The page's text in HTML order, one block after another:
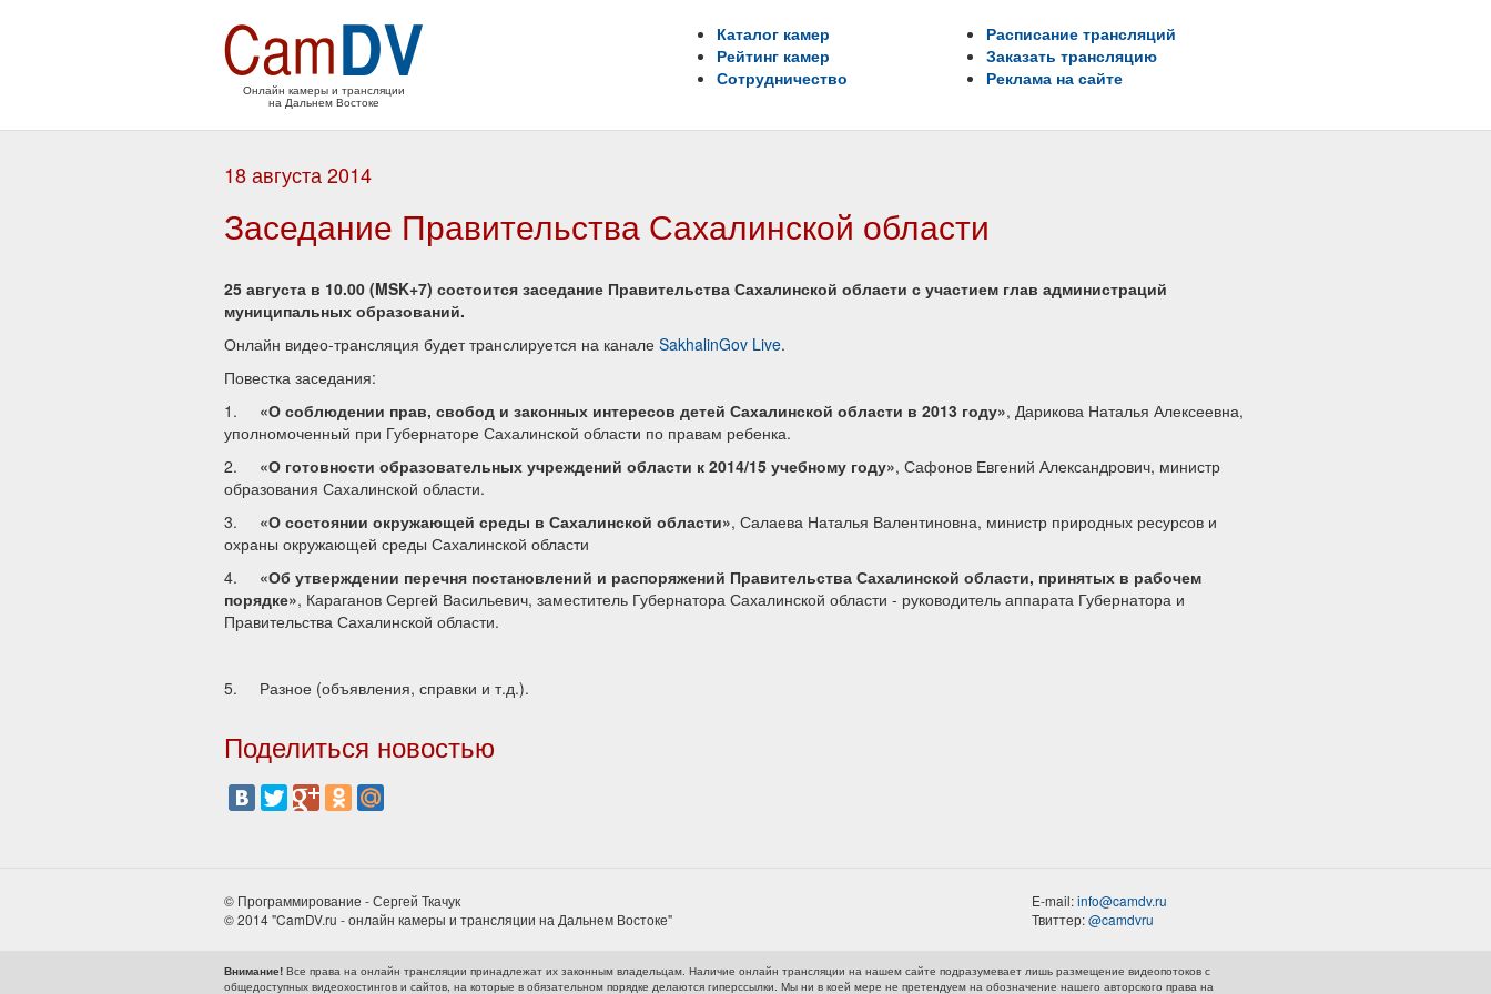
Онлайн камеры и трансляции
на Дальнем Востоке
Каталог камер
Рейтинг камер
Сотрудничество
Расписание трансляций
Заказать трансляцию
Реклама на сайте
18 августа 2014
Заседание Правительства Сахалинской области
25 августа в 10.00 (MSK+7) состоится заседание Правительства Сахалинской области с участием глав администраций
муниципальных образований.
Онлайн видео-трансляция будет транслируется на канале SakhalinGov Live.
Повестка заседания:
1. «О соблюдении прав, свобод и законных интересов детей Сахалинской области в 2013 году», Дарикова Наталья Алексеевна,
уполномоченный при Губернаторе Сахалинской области по правам ребенка.
2. «О готовности образовательных учреждений области к 2014/15 учебному году», Сафонов Евгений Александрович, министр
образования Сахалинской области.
3. «О состоянии окружающей среды в Сахалинской области», Салаева Наталья Валентиновна, министр природных ресурсов и
охраны окружающей среды Сахалинской области
4. «Об утверждении перечня постановлений и распоряжений Правительства Сахалинской области, принятых в рабочем
порядке», Караганов Сергей Васильевич, заместитель Губернатора Сахалинской области - руководитель аппарата Губернатора и
Правительства Сахалинской области.
5. Разное (объявления, справки и т.д.).
Поделиться новостью
© Программирование - Сергей Ткачук
© 2014 "CamDV.ru - онлайн камеры и трансляции на Дальнем Востоке"
E-mail:info@camdv.ru
Твиттер:@camdvru
Внимание! Все права на онлайн трансляции принадлежат их законным владельцам. Наличие онлайн трансляции на нашем сайте подразумевает лишь размещение видеопотоков с
общедоступных видеохостингов и сайтов, на которые в обязательном порядке делаются гиперссылки. Мы ни в коей мере не претендуем на обозначение нашего авторского права на